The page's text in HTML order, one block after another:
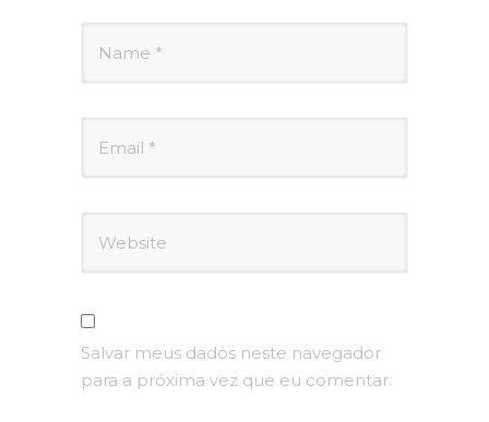
Salvar meus dados neste navegador
para a próxima vez que eu comentar.